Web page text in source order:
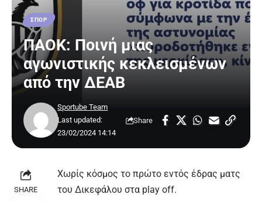
ΣΠΟΡ
ΠΑΟΚ: Ποινή μιας
αγωνιστικής κεκλεισμένων
από την ΔΕΑΒ
Last updated:
23/02/2024 14:14
Sportube Team
Share
SHARE
Χωρίς κόσμος το πρώτο εντός έδρας ματς
του Δικεφάλου στα play off.